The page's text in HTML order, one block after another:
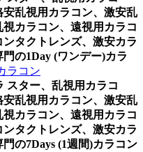
乱視用カラコン、激安乱
カラコン、遠視用カラコ
タクトレンズ、激安カラ
の1Day (ワンデー)カラ
ラコン
スター、乱視用カラコ
乱視用カラコン、激安乱
カラコン、遠視用カラコ
タクトレンズ、激安カラ
の7Days (1週間)カラコン